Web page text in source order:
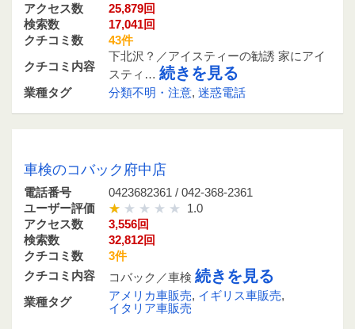
アクセス数
25,879回
検索数
17,041回
クチコミ数
43件
クチコミ内容
下北沢？／アイスティーの勧誘 家にアイ
スティ… 続きを見る
業種タグ 分類不明・注意, 迷惑電話
車検のコバック府中店
電話番号
0423682361 / 042-368-2361
ユーザー評価
1.0
アクセス数
3,556回
検索数
32,812回
クチコミ数
3件
クチコミ内容
コバック／車検 続きを見る
業種タグ アメリカ車販売, イギリス車販売,
イタリア車販売